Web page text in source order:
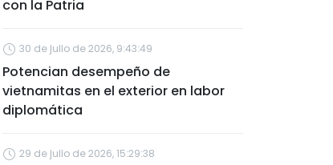
con la Patria
30 de julio de 2026, 9:43:49
Potencian desempeño de
vietnamitas en el exterior en labor
diplomática
29 de julio de 2026, 15:29:38